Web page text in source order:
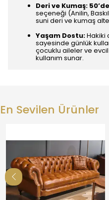
Deri ve Kumaş:
seçeneği (Anilin,
suni deri ve kumaş
Yaşam Dostu:Hakiki
sayesinde günlük
çocuklu aileler ve
kullanım sunar.
En Sevilen Ürünler